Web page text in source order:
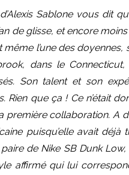
Sablone vous dit
de glisse, et encore
même l’une des
dans le
Son talent et son
Rien que ça ! Ce n’était
collaboration. A
puisqu’elle avait
de Nike SB Dunk
affirmé qui lui